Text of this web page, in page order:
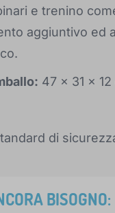
e trenino
aggiuntivo ed
47 x 31 x 12
di
BISOGNO: